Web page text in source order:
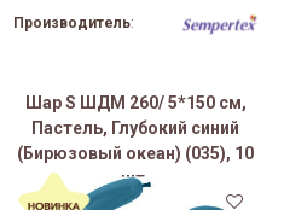
Производитель:
Шар S ШДМ 260/ 5*150 см,
Пастель, Глубокий синий
(Бирюзовый океан) (035), 10
шт.